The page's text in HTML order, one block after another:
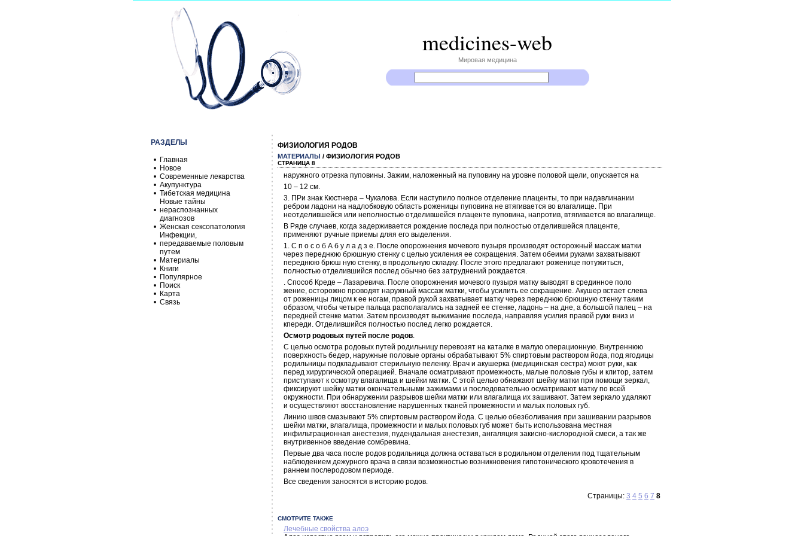
medicines-web
Мировая медицина
РАЗДЕЛЫ
Главная
Новое
Современные лекарства
Акупунктура
Тибетская медицина
Новые тайны
нераспознанных
диагнозов
Женская сексопатология
Инфекции,
передаваемые половым
путем
Материалы
Книги
Популярное
Поиск
Карта
Связь
ФИЗИОЛОГИЯ РОДОВ
МАТЕРИАЛЫ / ФИЗИОЛОГИЯ РОДОВ
СТРАНИЦА 8
наружного отрезка пуповины. Зажим, наложенный на пуповину на уровне половой щели, опускается на
10 – 12 см.
3. ПРи знак Кюстнера – Чукалова. Если наступило полное отделение плаценты, то при надавлинании
ребром ладони на надлобковую область роженицы пуповина не втягивается во влагалище. При
неотделившейся или неполностью отделившейся плаценте пуповина, напротив, втягивается во влагалище.
В Ряде случаев, когда задерживается рождение последа при полностью отделившейся плаценте,
применяют ручные приемы дляя его выделения.
1. С п о с о б А б у л а д з е. После опорожнения мочевого пузыря производят осторожный массаж матки
через переднюю брюшную стенку с целью усиления ее сокращения. Затем обеими руками захватывают
переднюю брюш ную стенку, в продольную складку. После этого предлагают роженице потужиться,
полностью отделившийся послед обычно без затруднений рождается.
. Способ Креде – Лазаревича. После опорожнения мочевого пузыря матку выводят в срединное поло
жение, осторожно проводят наружный массаж матки, чтобы усилить ее сокращение. Акушер встает слева
от роженицы лицом к ее ногам, правой рукой захватывает матку через переднюю брюшную стенку таким
образом, чтобы четыре пальца располагались на задней ее стенке, ладонь – на дне, а большой палец – на
передней стенке матки. Затем производят выжимание последа, направляя усилия правой руки вниз и
кпереди. Отделившийся полностью послед легко рождается.
Осмотр родовых путей после родов.
С целью осмотра родовых путей родильницу перевозят на каталке в малую операционную. Внутреннюю
поверхность бедер, наружные половые органы обрабатывают 5% спиртовым раствором йода, под ягодицы
родильницы подкладывают стерильную пеленку. Врач и акушерка (медицинская сестра) моют руки, как
перед хирургической операцией. Вначале осматривают промежность, малые половые губы и клитор, затем
приступают к осмотру влагалища и шейки матки. С этой целью обнажают шейку матки при помощи зеркал,
фиксируют шейку матки окончательными зажимами и последовательно осматривают матку по всей
окружности. При обнаружении разрывов шейки матки или влагалища их зашивают. Затем зеркало удаляют
и осуществляют восстановление нарушенных тканей промежности и малых половых губ.
Линию швов смазывают 5% спиртовым раствором йода. С целью обезболивания при зашивании разрывов
шейки матки, влагалища, промежности и малых половых губ может быть использована местная
инфильтрационная анестезия, пудендальная анестезия, ангаляция закисно-кислородной смеси, а так же
внутривенное введение сомбревина.
Первые два часа после родов родильница должна оставаться в родильном отделении под тщательным
наблюдением дежурного врача в связи возможностью возникновения гипотонического кровотечения в
раннем послеродовом периоде.
Все сведения заносятся в историю родов.
Страницы: 3 4 5 6 7 8
СМОТРИТЕ ТАКЖЕ
Лечебные свойства алоэ